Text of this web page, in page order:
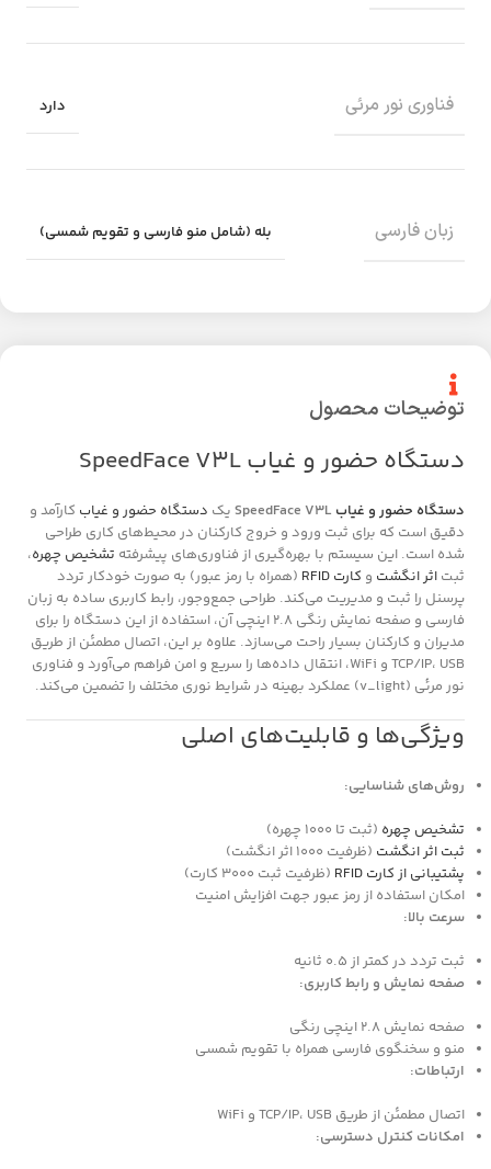
توضیحات محصول
دستگاه حضور و غیاب SpeedFace V3L
دستگاه حضور و غیاب یک دستگاه حضور و غیاب کارآمد و
دقیق است که برای ثبت ورود و خروج کارکنان در محیط‌های کاری طراحی
شده است. این سیستم با بهره‌گیری از فناوری‌های پیشرفته تشخیص چهره،
ثبت اثر انگشت و کارت RFID
(همراه با رمز عبور) به صورت خودکار تردد
پرسنل را ثبت و مدیریت می‌کند. طراحی جمع‌وجور، رابط کاربری ساده به زبان
فارسی و صفحه نمایش رنگی 2.8 اینچی آن، استفاده از این دستگاه را برای
مدیران و کارکنان بسیار راحت می‌سازد. علاوه بر این، اتصال مطمئن از طریق
TCP/IP، USB و WiFi، انتقال داده‌ها را سریع و امن فراهم می‌آورد و فناوری
نور مرئی (v_light) عملکرد بهینه در شرایط نوری مختلف را تضمین می‌کند.
ویژگی‌ها و قابلیت‌های اصلی
روش‌های شناسایی:
تشخیص چهره (ثبت تا 1000 چهره)
ثبت اثر انگشت (ظرفیت 1000 اثر انگشت)
پشتیبانی از کارت RFID
(ظرفیت ثبت 3000 کارت)
امکان استفاده از رمز عبور جهت افزایش امنیت
سرعت بالا:
ثبت تردد در کمتر از 0.5 ثانیه
صفحه نمایش و رابط کاربری:
صفحه نمایش 2.8 اینچی رنگی
منو و سخنگوی فارسی همراه با تقویم شمسی
ارتباطات:
اتصال مطمئن از طریق TCP/IP، USB و WiFi
امکانات کنترل دسترسی:
فناوری نور مرئی دارد
زبان فارسی بله (شامل منو فارسی و تقویم شمسی)